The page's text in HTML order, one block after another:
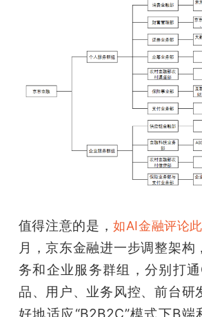
值得注意的是，如AI金融评论
月，京东金融进一步调整架构
务和企业服务群组，分别打
品、用户、业务风控、前台研
好地适应“B2B2C”模式下B